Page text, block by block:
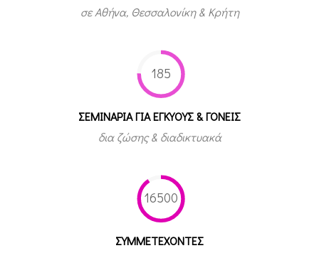
σε Αθήνα, Θεσσαλονίκη & Κρήτη
185
ΣΕΜΙΝΑΡΙΑ ΓΙΑ ΕΓΚΥΟΥΣ & ΓΟΝΕΙΣ
δια ζώσης & διαδικτυακά
16500
ΣΥΜΜΕΤEΧΟΝΤΕΣ